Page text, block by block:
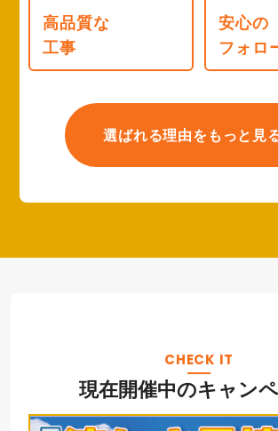
高品質な
工事
安心の
フォロ
選ばれる理由をもっと見
CHECK IT
現在開催中のキャン